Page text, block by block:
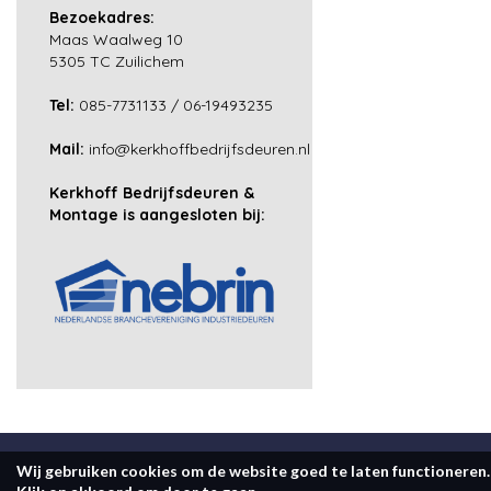
Bezoekadres:
Maas Waalweg 10
5305 TC Zuilichem
Tel: 085-7731133 / 06-19493235
Mail: info@kerkhoffbedrijfsdeuren.nl
Kerkhoff Bedrijfsdeuren &
Montage is aangesloten bij:
Wij gebruiken cookies om de website goed te laten functioneren.